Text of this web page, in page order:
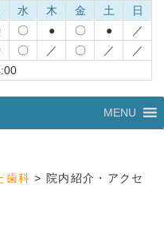
水 木 金 土
日
〇 ● 〇 ●
／
〇 ／ 〇 ／
／
MENU
歯科 > 院内紹介・アクセ